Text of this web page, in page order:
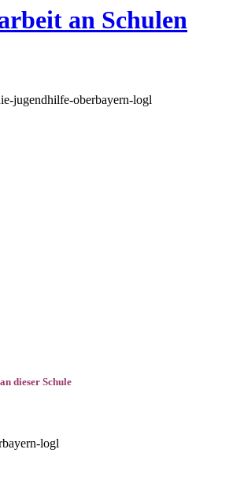
an Schulen
dieser Schule